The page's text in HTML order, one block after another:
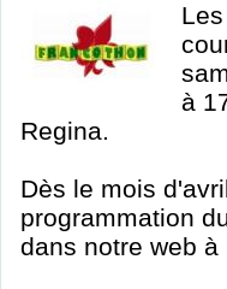
à
Regina.
Dès le mois
programmation
dans notre web